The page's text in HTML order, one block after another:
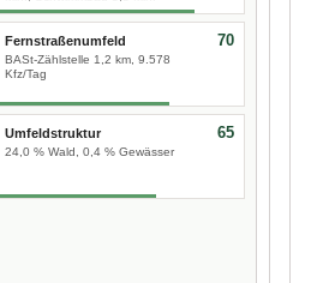
Fernstraßenumfeld
BASt-Zählstelle 1,2 km, 9.578
Kfz/Tag
70
Umfeldstruktur
24,0 % Wald, 0,4 % Gewässer
65